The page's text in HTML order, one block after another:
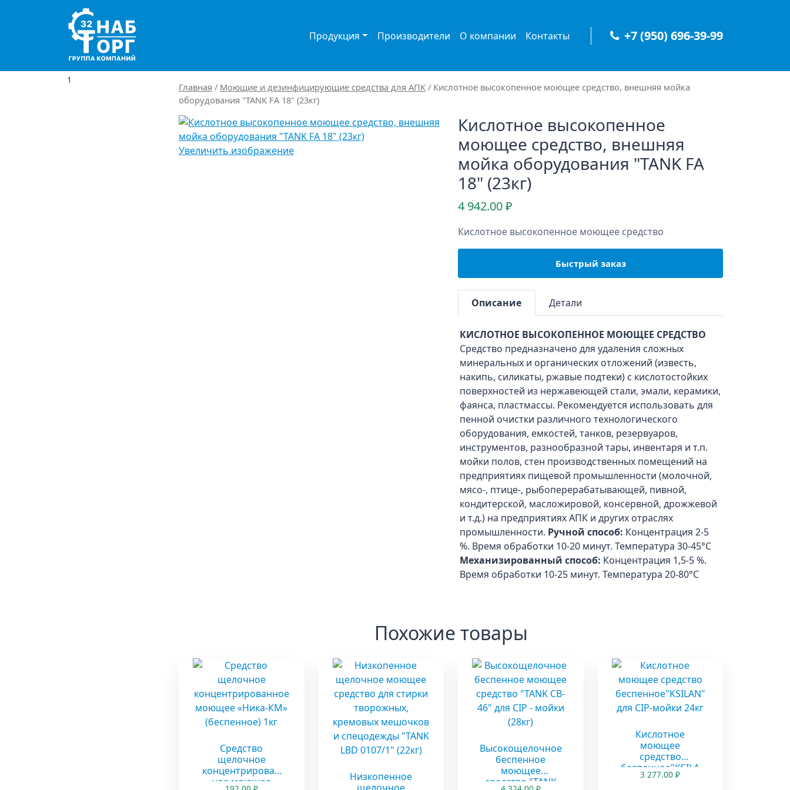
Main Navigation Продукция Производители О компании Контакты +7 (950) 696-39-99
1
Главная / Моющие и дезинфицирующие средства для АПК / Кислотное высокопенное моющее средство, внешняя мойка
оборудования "TANK FA 18" (23кг)
Увеличить изображение
Кислотное высокопенное
моющее средство, внешняя
мойка оборудования "TANK FA
18" (23кг)
4 942.00₽
Кислотное высокопенное моющее средство
Быстрый заказ
Описание Детали
КИСЛОТНОЕ ВЫСОКОПЕННОЕ МОЮЩЕЕ СРЕДСТВО
Средство предназначено для удаления сложных
минеральных и органических отложений (известь,
накипь, силикаты, ржавые подтеки) с кислотостойких
поверхностей из нержавеющей стали, эмали, керамики,
фаянса, пластмассы. Рекомендуется использовать для
пенной очистки различного технологического
оборудования, емкостей, танков, резервуаров,
инструментов, разнообразной тары, инвентаря и т.п.
мойки полов, стен производственных помещений на
предприятиях пищевой промышленности (молочной,
мясо-, птице-, рыбоперерабатывающей, пивной,
кондитерской, масложировой, консервной, дрожжевой
и т.д.) на предприятиях АПК и других отраслях
промышленности. Ручной способ: Концентрация 2-5
%. Время обработки 10-20 минут. Температура 30-45°С
Механизированный способ: Концентрация 1,5-5 %.
Время обработки 10-25 минут. Температура 20-80°С
Похожие товары
Средство
щелочное
концентрирован
ное моющее
Низкопенное
Высокощелочное
беспенное
моющее
средство "TANK
Кислотное
моющее
средство
беспенное"KSILA
N" для CIP-мойки
3 277.00₽